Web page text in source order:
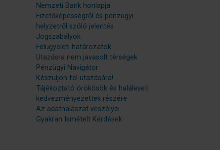
Nemzeti Bank honlapja
Fizetőképességről és pénzügyi
helyzetről szóló jelentés
Jogszabályok
Felügyeleti határozatok
Utazásra nem javasolt térségek
Pénzügyi Navigátor
Készüljön fel utazására!
Tájékoztató örökösök és haláleseti
kedvezményezettek részére
Az adathalászat veszélyei
Gyakran Ismételt Kérdések